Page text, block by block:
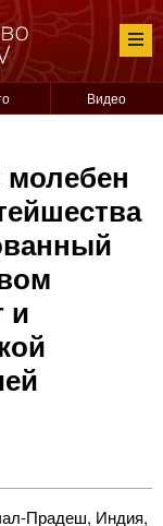
Видео
и
Прадеш, Индия,